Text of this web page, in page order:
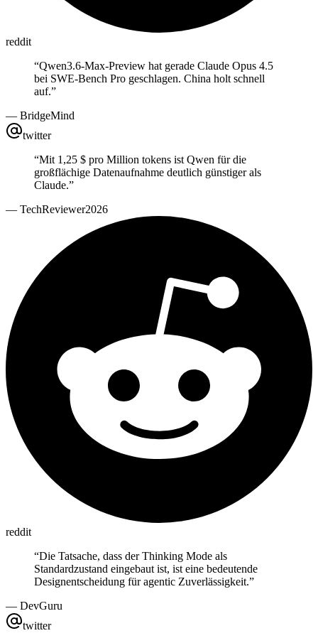
reddit
“Qwen3.6-Max-Preview hat gerade Claude Opus 4.5
bei SWE-Bench Pro geschlagen. China holt schnell
auf.”
— BridgeMind
twitter
“Mit 1,25 $ pro Million tokens ist Qwen für die
großflächige Datenaufnahme deutlich günstiger als
Claude.”
— TechReviewer2026
reddit
“Die Tatsache, dass der Thinking Mode als
Standardzustand eingebaut ist, ist eine bedeutende
Designentscheidung für agentic Zuverlässigkeit.”
— DevGuru
twitter